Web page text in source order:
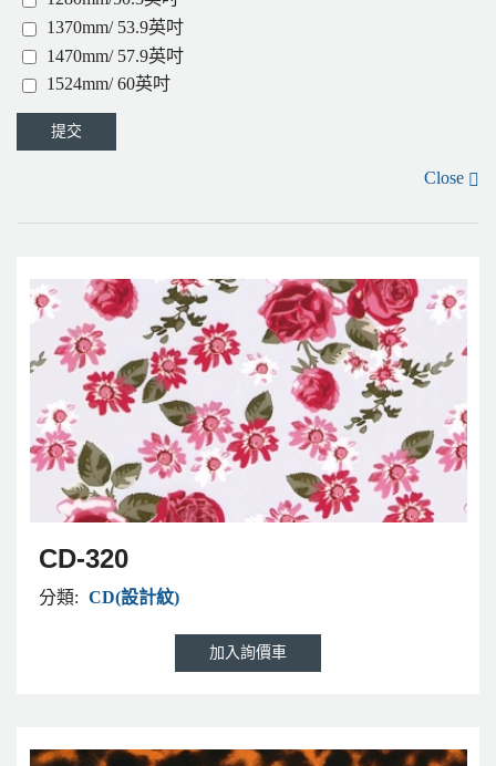
1370mm/ 53.9英吋
1470mm/ 57.9英吋
1524mm/ 60英吋
Close
CD-320
分類: CD(設計紋)